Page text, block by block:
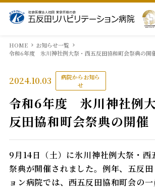
当院の紹介
病院理念・基本方針
院長挨拶
回復期リハとは
入院案内
入院のご案内
相談窓口
面会・お見舞いの方
部門紹介
医局
看護部
採用情報
アクセス
HOME
お知らせ一覧
令和6年度 氷川神社例大祭・西五反田協和町会祭典の開
2024.10.03
病院からお知ら
せ
令和6年度 氷川神社例
反田協和町会祭典の開催
9月14日（土）に氷川神社例大祭・西
祭典が開催されました。例年、五反
ョン病院では、西五反田協和町会の